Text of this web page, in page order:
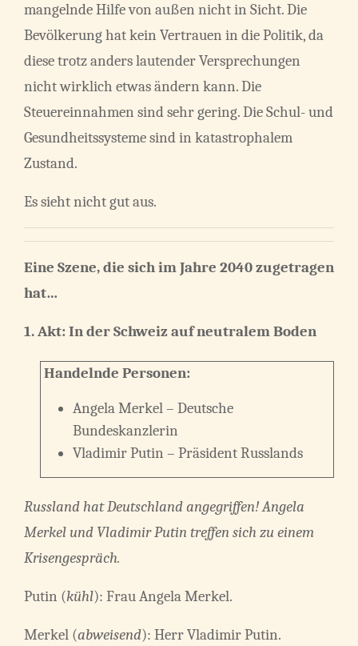
mangelnde Hilfe von außen nicht in Sicht. Die
Bevölkerung hat kein Vertrauen in die Politik, da
diese trotz anders lautender Versprechungen
nicht wirklich etwas ändern kann. Die
Steuereinnahmen sind sehr gering. Die Schul- und
Gesundheitssysteme sind in katastrophalem
Zustand.
Es sieht nicht gut aus.
Eine Szene, die sich im Jahre 2040 zugetragen
hat…
1. Akt: In der Schweiz auf neutralem Boden
Handelnde Personen:
Angela Merkel – Deutsche
Bundeskanzlerin
Vladimir Putin – Präsident Russlands
Russland hat Deutschland angegriffen! Angela
Merkel und Vladimir Putin treffen sich zu einem
Krisengespräch.
Putin (kühl): Frau Angela Merkel.
Merkel (abweisend): Herr Vladimir Putin.